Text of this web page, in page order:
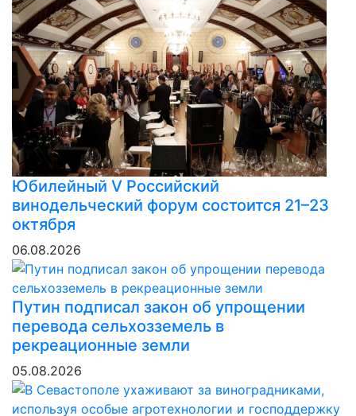
Юбилейный V Российский
винодельческий форум состоится 21–23
октября
06.08.2026
Путин подписал закон об упрощении
перевода сельхозземель в
рекреационные земли
05.08.2026